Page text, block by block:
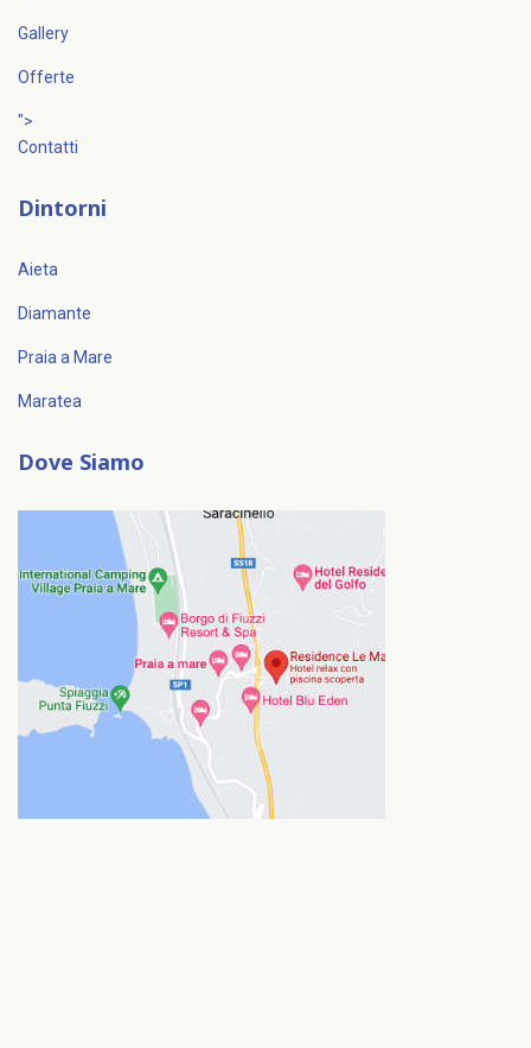
Gallery
Offerte
">
Contatti
Dintorni
Aieta
Diamante
Praia a Mare
Maratea
Dove Siamo